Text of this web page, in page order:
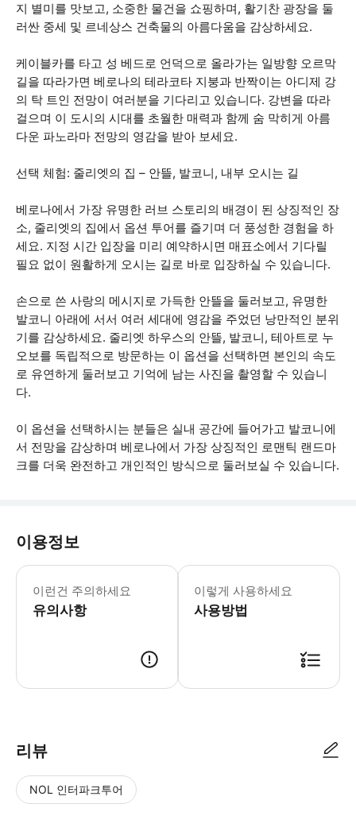
지 별미를 맛보고, 소중한 물건을 쇼핑하며, 활기찬 광장을 둘
러싼 중세 및 르네상스 건축물의 아름다움을 감상하세요.
케이블카를 타고 성 베드로 언덕으로 올라가는 일방향 오르막
길을 따라가면 베로나의 테라코타 지붕과 반짝이는 아디제 강
의 탁 트인 전망이 여러분을 기다리고 있습니다. 강변을 따라
걸으며 이 도시의 시대를 초월한 매력과 함께 숨 막히게 아름
다운 파노라마 전망의 영감을 받아 보세요.
선택 체험: 줄리엣의 집 – 안뜰, 발코니, 내부 오시는 길
베로나에서 가장 유명한 러브 스토리의 배경이 된 상징적인 장
소, 줄리엣의 집에서 옵션 투어를 즐기며 더 풍성한 경험을 하
세요. 지정 시간 입장을 미리 예약하시면 매표소에서 기다릴
필요 없이 원활하게 오시는 길로 바로 입장하실 수 있습니다.
손으로 쓴 사랑의 메시지로 가득한 안뜰을 둘러보고, 유명한
발코니 아래에 서서 여러 세대에 영감을 주었던 낭만적인 분위
기를 감상하세요. 줄리엣 하우스의 안뜰, 발코니, 테아트로 누
오보를 독립적으로 방문하는 이 옵션을 선택하면 본인의 속도
로 유연하게 둘러보고 기억에 남는 사진을 촬영할 수 있습니
다.
이 옵션을 선택하시는 분들은 실내 공간에 들어가고 발코니에
서 전망을 감상하며 베로나에서 가장 상징적인 로맨틱 랜드마
크를 더욱 완전하고 개인적인 방식으로 둘러보실 수 있습니다.
이용정보
이런건 주의하세요
유의사항
줄리엣의 집 부분은 선택 사항이며,
이렇게 사용하세요
사용방법
리뷰
NOL 인터파크투어